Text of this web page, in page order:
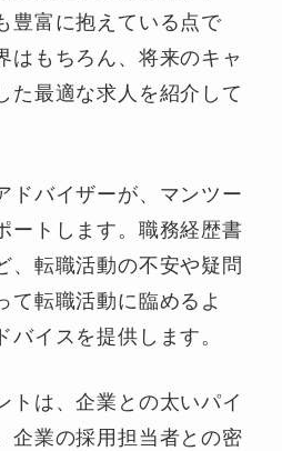
豊富に抱えている点で
はもちろん、将来のキャ
た最適な求人を紹介して
ドバイザーが、マンツー
ートします。職務経歴書
、転職活動の不安や疑問
て転職活動に臨めるよ
バイスを提供します。
トは、企業との太いパイ
企業の採用担当者との密